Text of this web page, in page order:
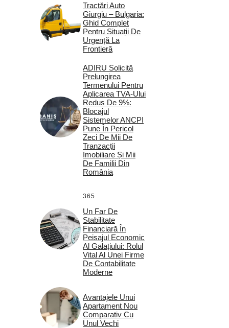
Tractări Auto
Giurgiu – Bulgaria:
Ghid Complet
Pentru Situații De
Urgență La
Frontieră
ADIRU Solicită
Prelungirea
Termenului Pentru
Aplicarea TVA-Ului
Redus De 9%:
Blocajul
Sistemelor ANCPI
Pune În Pericol
Zeci De Mii De
Tranzacții
Imobiliare Și Mii
De Familii Din
România
365
Un Far De
Stabilitate
Financiară În
Peisajul Economic
Al Galațiului: Rolul
Vital Al Unei Firme
De Contabilitate
Moderne
Avantajele Unui
Apartament Nou
Comparativ Cu
Unul Vechi